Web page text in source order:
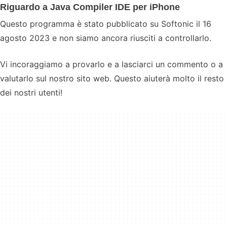
Riguardo a Java Compiler IDE per iPhone
Questo programma è stato pubblicato su Softonic il 16
agosto 2023 e non siamo ancora riusciti a controllarlo.
Vi incoraggiamo a provarlo e a lasciarci un commento o a
valutarlo sul nostro sito web. Questo aiuterà molto il resto
dei nostri utenti!